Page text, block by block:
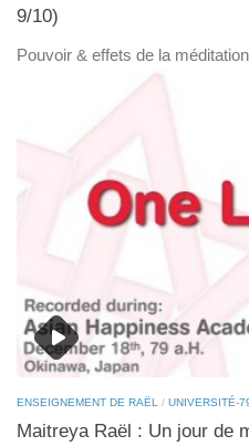
9/10)
Pouvoir & effets de la
ENSEIGNEMENT DE RAËL / UNIVERSITÉ-
Maitreya Raël : Un jour de